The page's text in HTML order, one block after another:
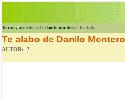
letras y acordes > d > danilo montero > te alabo
Te alabo de Danilo Montero
AUTOR: -?-